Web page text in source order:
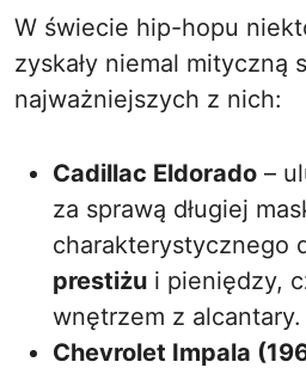
W świecie hip-hopu
zyskały niemal mityczną
najważniejszych z nich:
Cadillac Eldorado –
za sprawą długiej
charakterystycznego
prestiżu i pieniędzy,
wnętrzem z alcantary.
Chevrolet Impala